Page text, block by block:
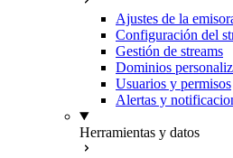
Ajustes de la
Configuración del
Gestión de streams
Dominios
Usuarios y permisos
Alertas y
Herramientas y datos